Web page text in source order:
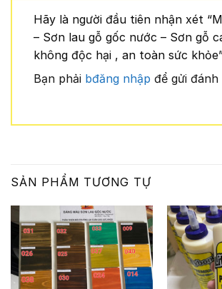
Hãy là người đầu tiên nhận xét
– Sơn lau gỗ gốc nước – Sơn gỗ
không độc hại , an toàn sức
Bạn phải bđăng nhập để gửi đánh
SẢN PHẨM TƯƠNG TỰ